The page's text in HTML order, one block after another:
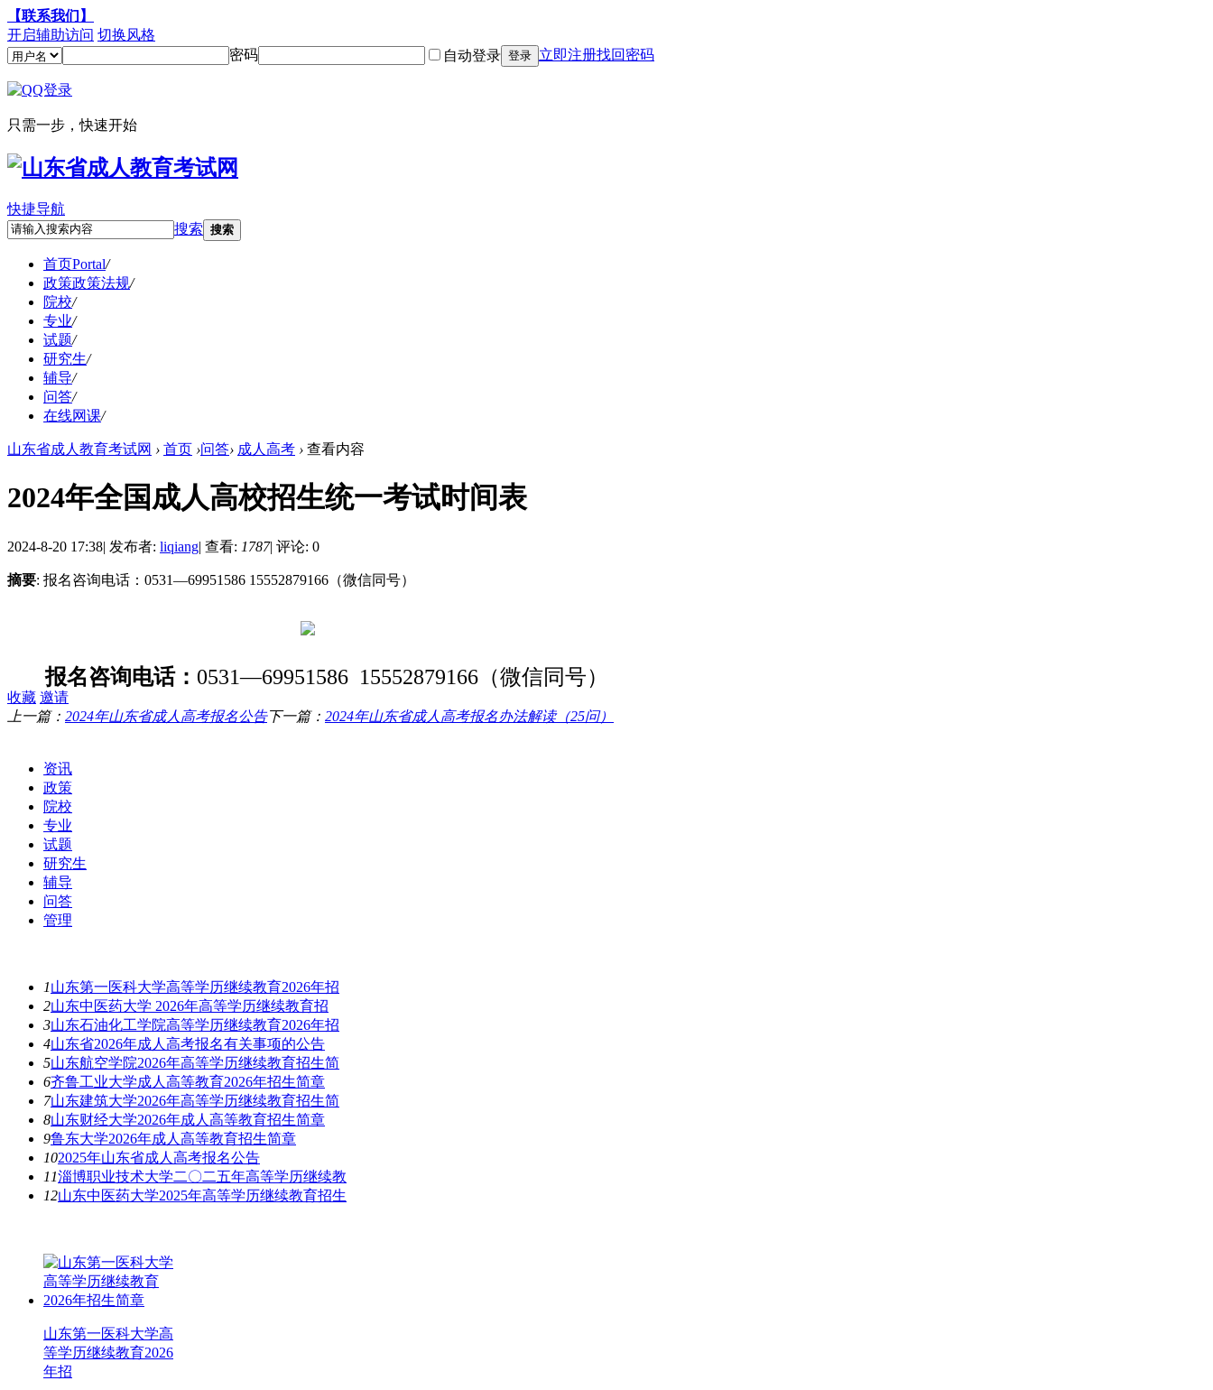
【联系我们】
开启辅助访问 切换风格
密码
自动登录 登录 立即注册找回密码
只需一步，快速开始
快捷导航
搜索 搜索
首页Portal/
政策政策法规/
院校/
专业/
试题/
研究生/
辅导/
问答/
在线网课/
山东省成人教育考试网 › 首页 ›问答› 成人高考 › 查看内容
2024年全国成人高校招生统一考试时间表
2024-8-20 17:38| 发布者: liqiang| 查看: 1787| 评论: 0
摘要: 报名咨询电话：0531—69951586 15552879166（微信同号）
报名咨询电话： 0531—69951586 15552879166 （微信同号）
收藏 邀请
上一篇： 2024年山东省成人高考报名公告下一篇： 2024年山东省成人高考报名办法解读（25问）
资讯
政策
院校
专业
试题
研究生
辅导
问答
管理
1山东第一医科大学高等学历继续教育2026年招
2山东中医药大学 2026年高等学历继续教育招
3山东石油化工学院高等学历继续教育2026年招
4山东省2026年成人高考报名有关事项的公告
5山东航空学院2026年高等学历继续教育招生简
6齐鲁工业大学成人高等教育2026年招生简章
7山东建筑大学2026年高等学历继续教育招生简
8山东财经大学2026年成人高等教育招生简章
9鲁东大学2026年成人高等教育招生简章
102025年山东省成人高考报名公告
11淄博职业技术大学二〇二五年高等学历继续教
12山东中医药大学2025年高等学历继续教育招生
山东第一医科大学高
等学历继续教育2026
年招